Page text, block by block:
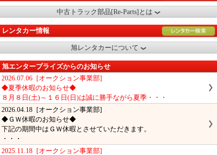
中古トラック部品[Re-Parts]とは
レンタカー情報
旭レンタカーについて
旭エンタープライズからのお知らせ
2026.07.06 [オークション事業部]
◆夏季休暇のお知らせ◆
８月８日(土)～１６日(日)は誠に勝手ながら夏季・・・
2026.04.18 [オークション事業部]
◆ＧＷ休暇のお知らせ◆
下記の期間中はＧＷ休暇とさせていただきます。
・・・
2025.11.18 [オークション事業部]